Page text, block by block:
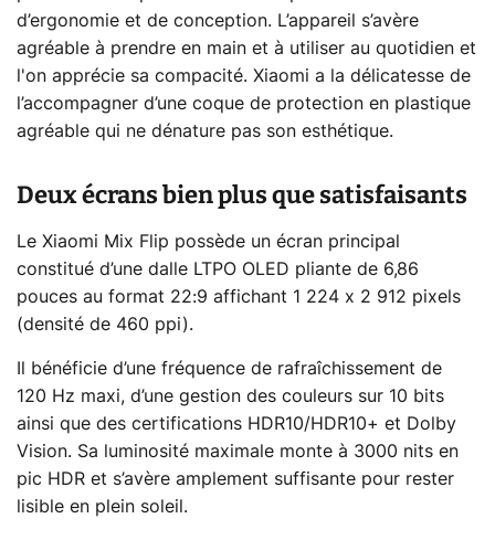
d’ergonomie et de conception. L’appareil s’avère
agréable à prendre en main et à utiliser au quotidien et
l'on apprécie sa compacité. Xiaomi a la délicatesse de
l’accompagner d’une coque de protection en plastique
agréable qui ne dénature pas son esthétique.
Deux écrans bien plus que satisfaisants
Le Xiaomi Mix Flip possède un écran principal
constitué d’une dalle LTPO OLED pliante de 6,86
pouces au format 22:9 affichant 1 224 x 2 912 pixels
(densité de 460 ppi).
Il bénéficie d’une fréquence de rafraîchissement de
120 Hz maxi, d’une gestion des couleurs sur 10 bits
ainsi que des certifications HDR10/HDR10+ et Dolby
Vision. Sa luminosité maximale monte à 3000 nits en
pic HDR et s’avère amplement suffisante pour rester
lisible en plein soleil.